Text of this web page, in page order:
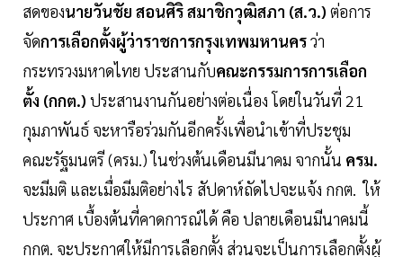
สดของนายวันชัย สอนศิริ สมาชิกวุฒิสภา (ส.ว.) ต่อการ
จัดการเลือกตั้งผู้ว่าราชการกรุงเทพมหานครว่า
กระทรวงมหาดไทย ประสานกับคณะกรรมการการเลือก
ตั้ง (กกต.) ประสานงานกันอย่างต่อเนื่อง โดยในวันที่ 21
กุมภาพันธ์ จะหารือร่วมกันอีกครั้งเพื่อนำเข้าที่ประชุม
คณะรัฐมนตรี (ครม.) ในช่วงต้นเดือนมีนาคม จากนั้น ครม.
จะมีมติ และเมื่อมีมติอย่างไร สัปดาห์ถัดไปจะแจ้ง กกต. ให้
ประกาศ เบื้องต้นที่คาดการณ์ได้ คือ ปลายเดือนมีนาคมนี้
กกต. จะประกาศให้มีการเลือกตั้ง ส่วนจะเป็นการเลือกตั้งผู้